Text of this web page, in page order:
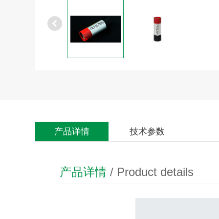
产品详情 技术参数
产品详情 / Product details